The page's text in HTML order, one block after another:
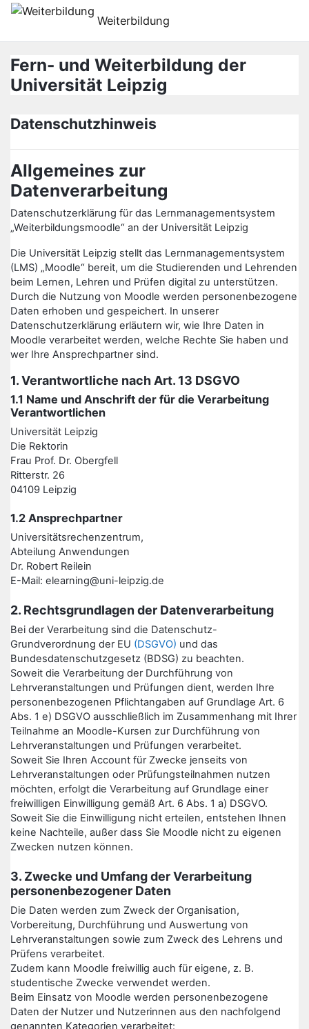
Preskoči na glavno vsebino
Weiterbildung
Fern- und Weiterbildung der
Universität Leipzig
Datenschutzhinweis
Allgemeines zur
Datenverarbeitung
Datenschutzerklärung für das Lernmanagementsystem
„Weiterbildungsmoodle“ an der Universität Leipzig
Die Universität Leipzig stellt das Lernmanagementsystem
(LMS) „Moodle“ bereit, um die Studierenden und Lehrenden
beim Lernen, Lehren und Prüfen digital zu unterstützen.
Durch die Nutzung von Moodle werden personenbezogene
Daten erhoben und gespeichert. In unserer
Datenschutzerklärung erläutern wir, wie Ihre Daten in
Moodle verarbeitet werden, welche Rechte Sie haben und
wer Ihre Ansprechpartner sind.
1. Verantwortliche nach Art. 13 DSGVO
1.1 Name und Anschrift der für die Verarbeitung
Verantwortlichen
Universität Leipzig
Die Rektorin
Frau Prof. Dr. Obergfell
Ritterstr. 26
04109 Leipzig
1.2 Ansprechpartner
Universitätsrechenzentrum,
Abteilung Anwendungen
Dr. Robert Reilein
E-Mail: elearning@uni-leipzig.de
2. Rechtsgrundlagen der Datenverarbeitung
Bei der Verarbeitung sind die Datenschutz-
Grundverordnung der EU (DSGVO) und das
Bundesdatenschutzgesetz (BDSG) zu beachten.
Soweit die Verarbeitung der Durchführung von
Lehrveranstaltungen und Prüfungen dient, werden Ihre
personenbezogenen Pflichtangaben auf Grundlage Art. 6
Abs. 1 e) DSGVO ausschließlich im Zusammenhang mit Ihrer
Teilnahme an Moodle-Kursen zur Durchführung von
Lehrveranstaltungen und Prüfungen verarbeitet.
Soweit Sie Ihren Account für Zwecke jenseits von
Lehrveranstaltungen oder Prüfungsteilnahmen nutzen
möchten, erfolgt die Verarbeitung auf Grundlage einer
freiwilligen Einwilligung gemäß Art. 6 Abs. 1 a) DSGVO.
Soweit Sie die Einwilligung nicht erteilen, entstehen Ihnen
keine Nachteile, außer dass Sie Moodle nicht zu eigenen
Zwecken nutzen können.
3. Zwecke und Umfang der Verarbeitung
personenbezogener Daten
Die Daten werden zum Zweck der Organisation,
Vorbereitung, Durchführung und Auswertung von
Lehrveranstaltungen sowie zum Zweck des Lehrens und
Prüfens verarbeitet.
Zudem kann Moodle freiwillig auch für eigene, z. B.
studentische Zwecke verwendet werden.
Beim Einsatz von Moodle werden personenbezogene
Daten der Nutzer und Nutzerinnen aus den nachfolgend
genannten Kategorien verarbeitet: